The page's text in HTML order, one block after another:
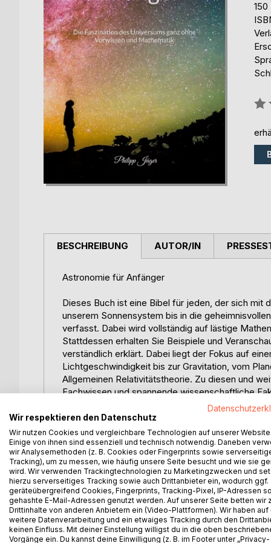
150
BESCHREIBUNG
Astronomie für Anfänger
Dieses Buch ist eine Bibel für jeden, der sich mit
unserem Sonnensystem bis in die
verfasst. Dabei wird vollständig auf lästige
Stattdessen erhalten Sie Beispiele und
verständlich erklärt. Dabei liegt der Fokus auf
Lichtgeschwindigkeit bis zur Gravitation, vom
Allgemeinen Relativitätstheorie. Zu diesen und
Fachwissen und spannende wissenschaftliche
Relativitätstheorie auseinander zu setzen. In
wunderschöne Bilder und Veranschaulichungen.
Grillpartys mit unglaublich faszinierendem
werden darüber hinaus sogar in der Lage sein,
Zusammenhänge im Universum zu fachsimpeln.
Buch eignet sich zudem hervorragend als
eBook: 4,99
Basisversion: 15,99
Farbversion mit Bildern: 19,99
(Die Farbversion wird mit hochwertigem
AUTOR/IN
Wir respektieren den Datenschutz
Wir nutzen Cookies und vergleichbare Technologien auf unserer Website.
Einige von ihnen sind essenziell und technisch notwendig. Daneben
wir Analysemethoden (z. B. Cookies oder Fingerprints sowie
Tracking), um zu messen, wie häufig unsere Seite besucht und wie sie
wird. Wir verwenden Trackingtechnologien zu Marketingzwecken und
hierzu serverseitiges Tracking sowie auch Drittanbieter ein, wodurch ggf.
geräteübergreifend Cookies, Fingerprints, Tracking-Pixel, IP-Adressen
gehashte E-Mail-Adressen genutzt werden. Auf unserer Seite betten wir
Drittinhalte von anderen Anbietern ein (Video-Plattformen). Wir haben auf
weitere Datenverarbeitung und ein etwaiges Tracking durch den
keinen Einfluss. Mit deiner Einstellung willigst du in die oben
Vorgänge ein. Du kannst deine Einwilligung (z. B. im Footer unter „Privacy-